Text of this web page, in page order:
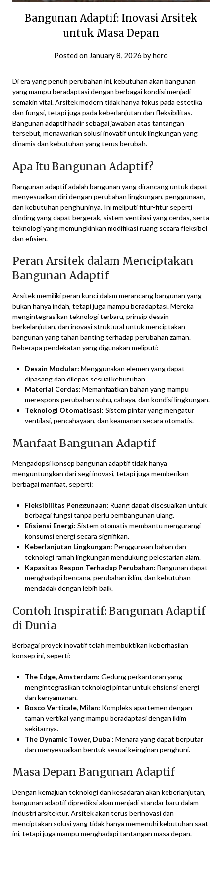
Bangunan Adaptif: Inovasi Arsitek
untuk Masa Depan
Posted on January 8, 2026 byhero
Di era yang penuh perubahan ini, kebutuhan akan bangunan
yang mampu beradaptasi dengan berbagai kondisi menjadi
semakin vital. Arsitek modern tidak hanya fokus pada estetika
dan fungsi, tetapi juga pada keberlanjutan dan fleksibilitas.
Bangunan adaptif hadir sebagai jawaban atas tantangan
tersebut, menawarkan solusi inovatif untuk lingkungan yang
dinamis dan kebutuhan yang terus berubah.
Apa Itu Bangunan Adaptif?
Bangunan adaptif adalah bangunan yang dirancang untuk dapat
menyesuaikan diri dengan perubahan lingkungan, penggunaan,
dan kebutuhan penghuninya. Ini meliputi fitur-fitur seperti
dinding yang dapat bergerak, sistem ventilasi yang cerdas, serta
teknologi yang memungkinkan modifikasi ruang secara fleksibel
dan efisien.
Peran Arsitek dalam Menciptakan
Bangunan Adaptif
Arsitek memiliki peran kunci dalam merancang bangunan yang
bukan hanya indah, tetapi juga mampu beradaptasi. Mereka
mengintegrasikan teknologi terbaru, prinsip desain
berkelanjutan, dan inovasi struktural untuk menciptakan
bangunan yang tahan banting terhadap perubahan zaman.
Beberapa pendekatan yang digunakan meliputi:
Desain Modular: Menggunakan elemen yang dapat
dipasang dan dilepas sesuai kebutuhan.
Material Cerdas: Memanfaatkan bahan yang mampu
merespons perubahan suhu, cahaya, dan kondisi lingkungan.
Teknologi Otomatisasi: Sistem pintar yang mengatur
ventilasi, pencahayaan, dan keamanan secara otomatis.
Manfaat Bangunan Adaptif
Mengadopsi konsep bangunan adaptif tidak hanya
menguntungkan dari segi inovasi, tetapi juga memberikan
berbagai manfaat, seperti:
Fleksibilitas Penggunaan: Ruang dapat disesuaikan untuk
berbagai fungsi tanpa perlu pembangunan ulang.
Efisiensi Energi: Sistem otomatis membantu mengurangi
konsumsi energi secara signifikan.
Keberlanjutan Lingkungan: Penggunaan bahan dan
teknologi ramah lingkungan mendukung pelestarian alam.
Kapasitas Respon Terhadap Perubahan: Bangunan dapat
menghadapi bencana, perubahan iklim, dan kebutuhan
mendadak dengan lebih baik.
Contoh Inspiratif: Bangunan Adaptif
di Dunia
Berbagai proyek inovatif telah membuktikan keberhasilan
konsep ini, seperti:
The Edge, Amsterdam: Gedung perkantoran yang
mengintegrasikan teknologi pintar untuk efisiensi energi
dan kenyamanan.
Bosco Verticale, Milan: Kompleks apartemen dengan
taman vertikal yang mampu beradaptasi dengan iklim
sekitarnya.
The Dynamic Tower, Dubai: Menara yang dapat berputar
dan menyesuaikan bentuk sesuai keinginan penghuni.
Masa Depan Bangunan Adaptif
Dengan kemajuan teknologi dan kesadaran akan keberlanjutan,
bangunan adaptif diprediksi akan menjadi standar baru dalam
industri arsitektur. Arsitek akan terus berinovasi dan
menciptakan solusi yang tidak hanya memenuhi kebutuhan saat
ini, tetapi juga mampu menghadapi tantangan masa depan.